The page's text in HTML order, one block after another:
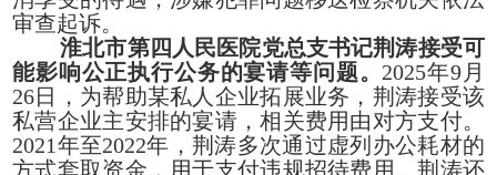
审查起诉。
淮北市第四人民医院党总支书记荆涛接受可
能影响公正执行公务的宴请等问题。 2025年9月
26日，为帮助某私人企业拓展业务，荆涛接受该
私营企业主安排的宴请，相关费用由对方支付。
2021年至2022年，荆涛多次通过虚列办公耗材的
方式套取资金，用于支付违规招待费用。荆涛还